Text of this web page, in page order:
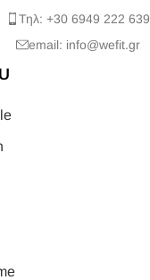
Τηλ: +30 6949 222 639
email: info@wefit.gr